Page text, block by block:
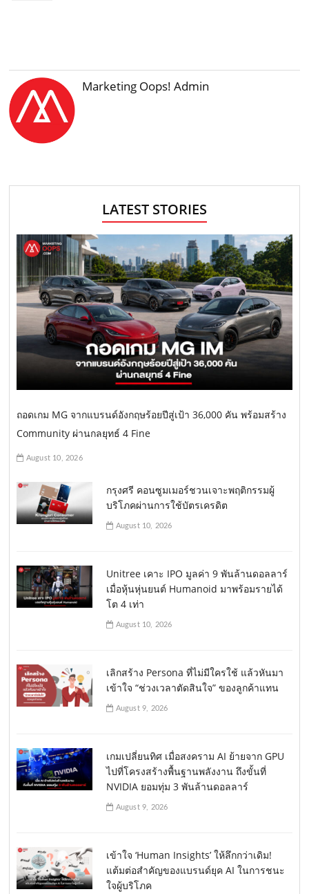
Marketing Oops! Admin
LATEST STORIES
ถอดเกม MG จากแบรนด์อังกฤษร้อยปีสู่เป้า 36,000 คัน พร้อมสร้าง
Community ผ่านกลยุทธ์ 4 Fine
August 10, 2026
กรุงศรี คอนซูมเมอร์ชวนเจาะพฤติกรรมผู้
บริโภคผ่านการใช้บัตรเครดิต
August 10, 2026
Unitree เคาะ IPO มูลค่า 9 พันล้านดอลลาร์
เมื่อหุ้นหุ่นยนต์ Humanoid มาพร้อมรายได้
โต 4 เท่า
August 10, 2026
เลิกสร้าง Persona ที่ไม่มีใครใช้ แล้วหันมา
เข้าใจ “ช่วงเวลาตัดสินใจ” ของลูกค้าแทน
August 9, 2026
เกมเปลี่ยนทิศ เมื่อสงคราม AI ย้ายจาก GPU
ไปที่โครงสร้างพื้นฐานพลังงาน ถึงขั้นที่
NVIDIA ยอมทุ่ม 3 พันล้านดอลลาร์
August 9, 2026
เข้าใจ ‘Human Insights’ ให้ลึกกว่าเดิม!
แต้มต่อสำคัญของแบรนด์ยุค AI ในการชนะ
ใจผู้บริโภค